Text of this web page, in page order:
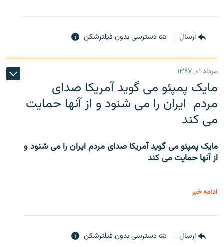
ارسال دسترسی بدون فیلترشکن
مرداد ۰۱, ۱۳۹۷
مایک پمپئو می گوید آمریکا صدای
مردم ایران را می شنود و از آنها حمایت
می کند
مایک پمپئو می گوید آمریکا صدای مردم ایران را می شنود و
از آنها حمایت می کند
ادامه خبر
ارسال دسترسی بدون فیلترشکن